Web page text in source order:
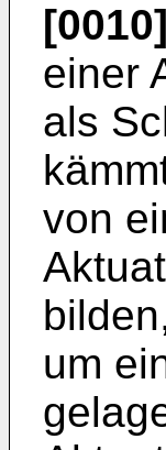
[0010]
einer
als
von
um